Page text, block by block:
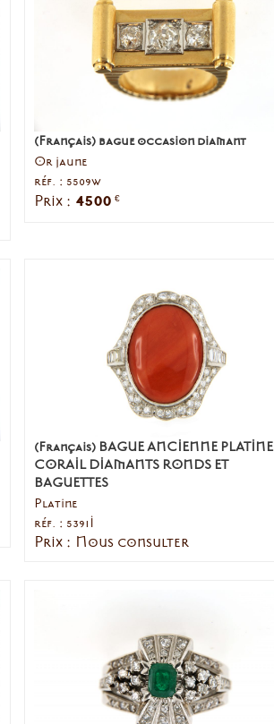
(Français) bague occasion diamant
Or jaune
réf. : 5509w
Prix : 4500 €
(Français) BAGUE ANCIENNE PLATINE
CORAIL DIAMANTS RONDS ET
BAGUETTES
Platine
réf. : 5391I
Prix : Nous consulter